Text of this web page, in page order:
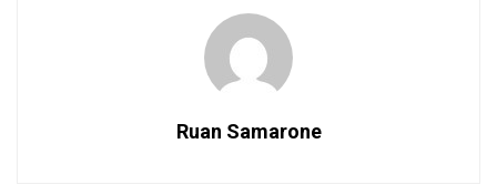
Ruan Samarone